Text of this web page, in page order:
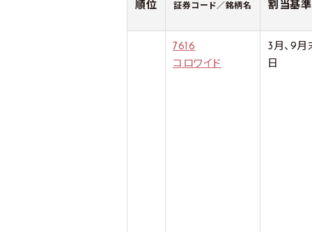
順位 証券コード／銘柄名 割当基
7616
コロワイド
3月、9月
日